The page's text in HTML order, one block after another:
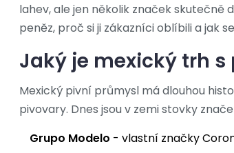
lahev, ale jen několik značek
peněz, proč si ji zákazníci oblíbili a jak
Jaký je mexický trh s
Mexický pivní průmysl má dlouhou
pivovary. Dnes jsou v zemi stovky
Grupo Modelo - vlastní značky